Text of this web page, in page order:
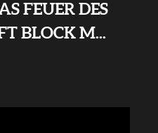
FEUER DES
BLOCK M...